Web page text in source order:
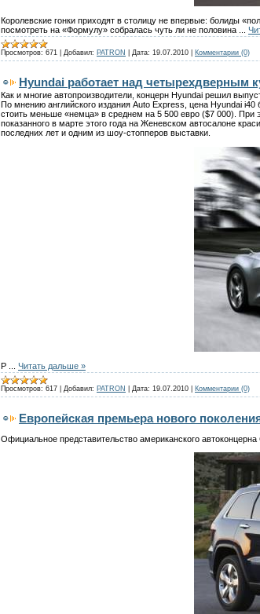
Королевские гонки приходят в столицу не впервые: болиды
посмотреть на «Формулу» собралась чуть ли не половина
Просмотров: 671 Добавил: PATRON Дата: 19.07.2010 Комментарии (0)
Hyundai работает над четырехдверным
Как и многие автопроизводители, концерн Hyundai решил
По мнению английского издания Auto Express, цена Hyundai
стоить меньше «немца» в среднем на 5 500 евро ($7 000). При
показанного в марте этого года на Женевском автосалоне
последних лет и одним из шоу-стопперов выставки.
Р Читать дальше »
Просмотров: 617 Добавил: PATRON Дата: 19.07.2010 Комментарии (0)
Европейская премьера нового
Официальное представительство американского